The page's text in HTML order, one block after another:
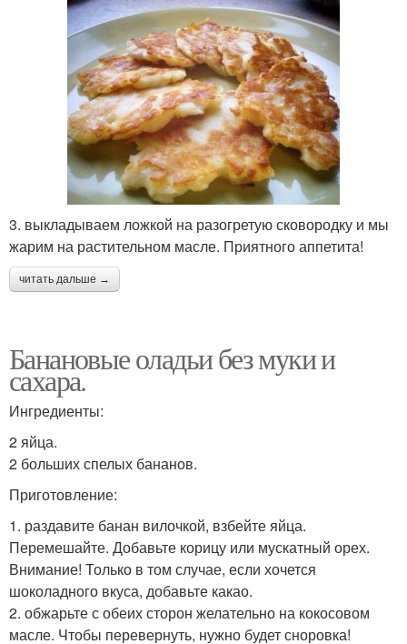
3. выкладываем ложкой на разогретую сковородку и мы
жарим на растительном масле. Приятного аппетита!
читать дальше →
Банановые оладьи без муки и
сахара.
Ингредиенты:
2 яйца.
2 больших спелых бананов.
Приготовление:
1. раздавите банан вилочкой, взбейте яйца.
Перемешайте. Добавьте корицу или мускатный орех.
Внимание! Только в том случае, если хочется
шоколадного вкуса, добавьте какао.
2. обжарьте с обеих сторон желательно на кокосовом
масле. Чтобы перевернуть, нужно будет сноровка!